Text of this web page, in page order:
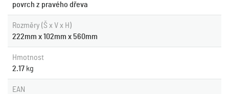
povrch z pravého dřeva
Rozměry (Š x V x H)
222mm x 102mm x 560mm
Hmotnost
2.17 kg
EAN